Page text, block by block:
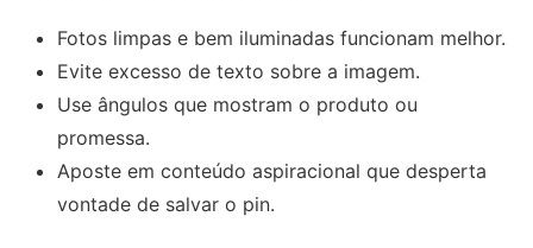
Fotos limpas e bem iluminadas funcionam melhor.
Evite excesso de texto sobre a imagem.
Use ângulos que mostram o produto ou
promessa.
Aposte em conteúdo aspiracional que desperta
vontade de salvar o pin.